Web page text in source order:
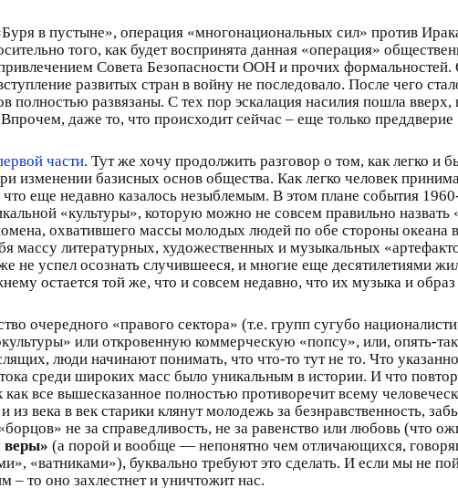
в пустыне», операция «многонациональных сил» против
того, как будет воспринята данная «операция»
Совета Безопасности ООН и прочих формальностей.
развитых стран в войну не последовало. После чего
полностью развязаны. С тех пор эскалация насилия пошла вверх,
даже то, что происходит сейчас – еще только
части. Тут же хочу продолжить разговор о том, как легко и
изменении базисных основ общества. Как легко человек
что еще недавно казалось незыблемым. В этом плане события
«культуры», которую можно не совсем правильно назвать
охватившего массы молодых людей по обе стороны океана
массу литературных, художественных и музыкальных
не успел осознать случившееся, и многие еще десятилетиями
остается той же, что и совсем недавно, что их музыка и
очередного «правого сектора» (т.е. групп сугубо
или откровенную коммерческую «попсу», или, опять-
люди начинают понимать, что что-то тут не то. Что
среди широких масс было уникальным в истории. И что
все вышесказанное полностью противоречит всему
века в век старики клянут молодежь за безнравственность,
не за справедливость, не за равенство или любовь (что
веры» (а порой и вообще — непонятно чем отличающихся,
«ватниками»), буквально требуют это сделать. И если мы не
– то оно захлестнет и уничтожит нас.